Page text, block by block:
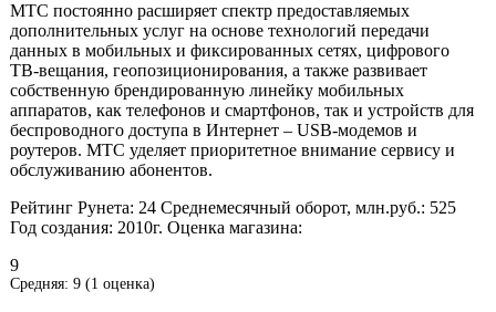
МТС постоянно расширяет спектр предоставляемых
дополнительных услуг на основе технологий передачи
данных в мобильных и фиксированных сетях, цифрового
ТВ-вещания, геопозиционирования, а также развивает
собственную брендированную линейку мобильных
аппаратов, как телефонов и смартфонов, так и устройств для
беспроводного доступа в Интернет – USB-модемов и
роутеров. МТС уделяет приоритетное внимание сервису и
обслуживанию абонентов.
Рейтинг Рунета: 24 Среднемесячный оборот, млн.руб.: 525
Год создания: 2010г. Оценка магазина:
9
Средняя: 9 (1 оценка)